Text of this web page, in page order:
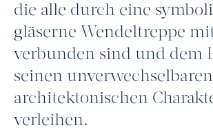
die alle durch eine
gläserne Wendeltreppe
verbunden sind und dem
seinen unverwechselbaren
architektonischen
verleihen.